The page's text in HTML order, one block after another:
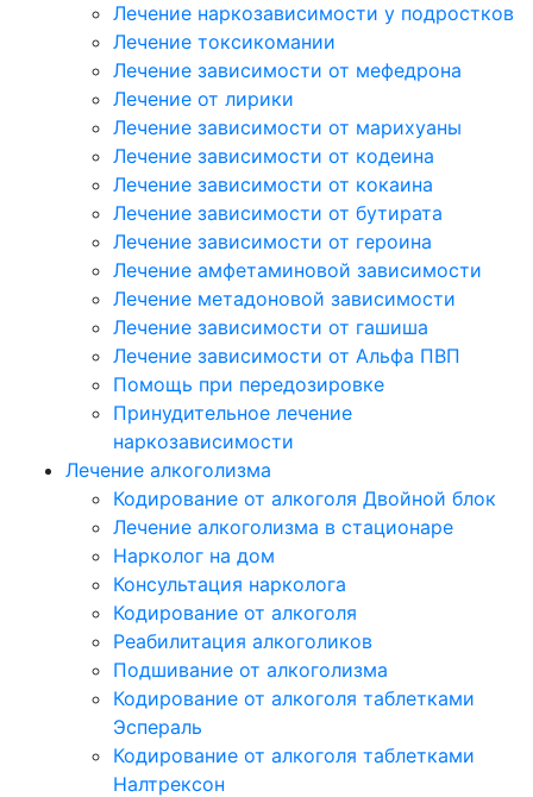
Лечение наркозависимости у подростков
Лечение токсикомании
Лечение зависимости от мефедрона
Лечение от лирики
Лечение зависимости от марихуаны
Лечение зависимости от кодеина
Лечение зависимости от кокаина
Лечение зависимости от бутирата
Лечение зависимости от героина
Лечение амфетаминовой зависимости
Лечение метадоновой зависимости
Лечение зависимости от гашиша
Лечение зависимости от Альфа ПВП
Помощь при передозировке
Принудительное лечение
наркозависимости
Лечение алкоголизма
Кодирование от алкоголя Двойной блок
Лечение алкоголизма в стационаре
Нарколог на дом
Консультация нарколога
Кодирование от алкоголя
Реабилитация алкоголиков
Подшивание от алкоголизма
Кодирование от алкоголя таблетками
Эспераль
Кодирование от алкоголя таблетками
Налтрексон